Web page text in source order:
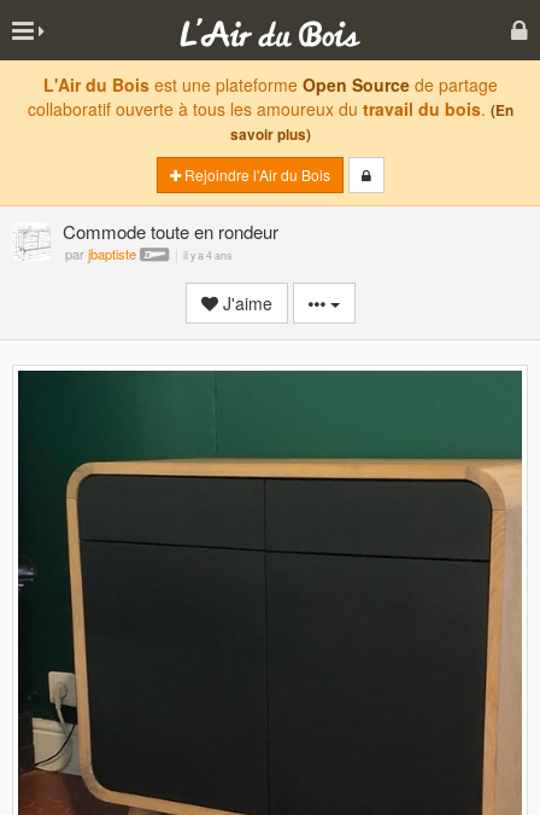
L'Air du Boisest une plateforme Open Sourcede partage
collaboratif ouverte à tous les amoureux du travail du bois. (En
savoir plus)
Rejoindre l'Air du Bois
Commode toute en rondeur
parjbaptiste il y a 4 ans
J'aime